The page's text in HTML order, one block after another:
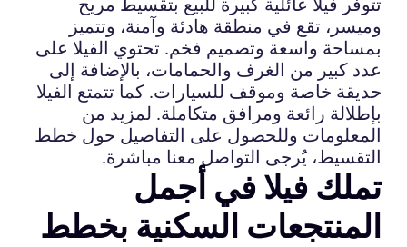
تتوفر فيلا عائلية كبيرة للبيع بتقسيط مريح
وميسر، تقع في منطقة هادئة وآمنة، وتتميز
بمساحة واسعة وتصميم فخم. تحتوي الفيلا على
عدد كبير من الغرف والحمامات، بالإضافة إلى
حديقة خاصة وموقف للسيارات. كما تتمتع الفيلا
بإطلالة رائعة ومرافق متكاملة. لمزيد من
المعلومات وللحصول على التفاصيل حول خطط
التقسيط، يُرجى التواصل معنا مباشرة.
تملك فيلا في أجمل
المنتجعات السكنية بخطط